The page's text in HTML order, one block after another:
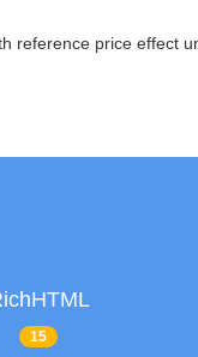
reference price effect
15